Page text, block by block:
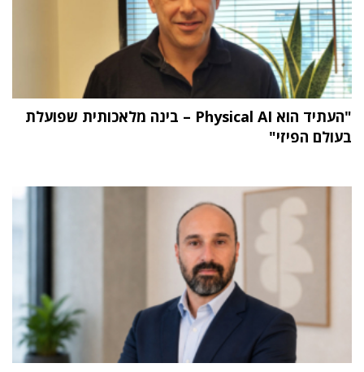
"העתיד הוא Physical AI – בינה מלאכותית שפועלת
בעולם הפיזי"